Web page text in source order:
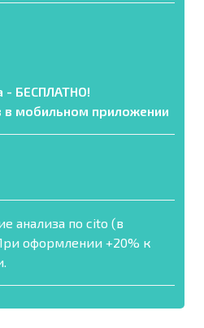
- БЕСПЛАТНО!
в мобильном приложении
анализа по cito (в
оформлении +20% к